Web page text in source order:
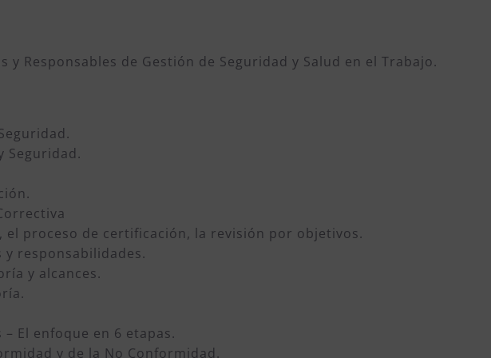
y Responsables de Gestión de Seguridad y Salud en el Trabajo.
Seguridad.
el proceso de certificación, la revisión por objetivos.
responsabilidades.
y alcances.
El enfoque en 6 etapas.
y de la No Conformidad.